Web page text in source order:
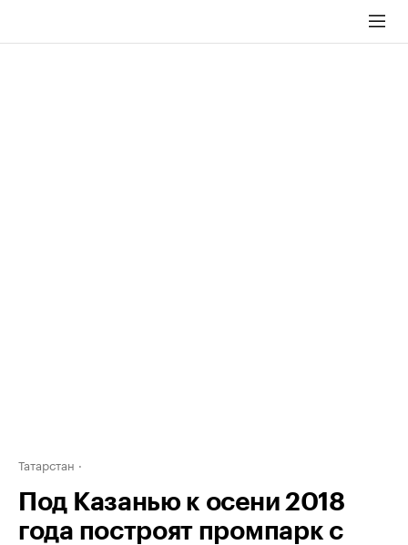
Татарстан
Под Казанью к осени 2018
года построят промпарк с